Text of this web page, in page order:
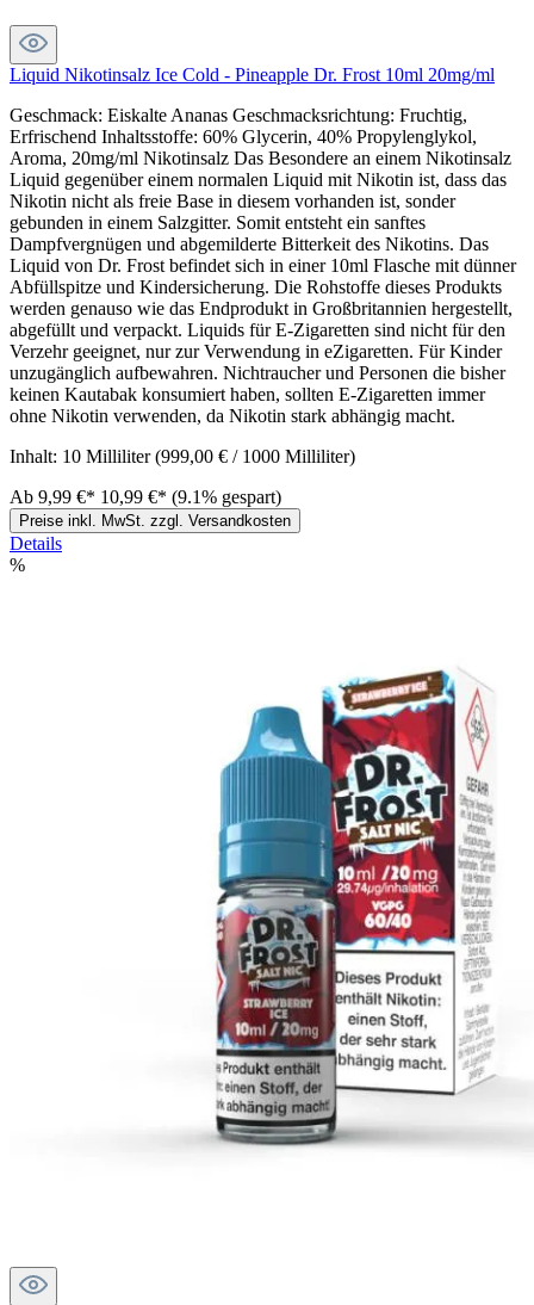
Liquid Nikotinsalz Ice Cold - Pineapple Dr. Frost 10ml 20mg/ml
Geschmack: Eiskalte Ananas Geschmacksrichtung: Fruchtig,
Erfrischend Inhaltsstoffe: 60% Glycerin, 40% Propylenglykol,
Aroma, 20mg/ml Nikotinsalz Das Besondere an einem Nikotinsalz
Liquid gegenüber einem normalen Liquid mit Nikotin ist, dass das
Nikotin nicht als freie Base in diesem vorhanden ist, sonder
gebunden in einem Salzgitter. Somit entsteht ein sanftes
Dampfvergnügen und abgemilderte Bitterkeit des Nikotins. Das
Liquid von Dr. Frost befindet sich in einer 10ml Flasche mit dünner
Abfüllspitze und Kindersicherung. Die Rohstoffe dieses Produkts
werden genauso wie das Endprodukt in Großbritannien hergestellt,
abgefüllt und verpackt. Liquids für E-Zigaretten sind nicht für den
Verzehr geeignet, nur zur Verwendung in eZigaretten. Für Kinder
unzugänglich aufbewahren. Nichtraucher und Personen die bisher
keinen Kautabak konsumiert haben, sollten E-Zigaretten immer
ohne Nikotin verwenden, da Nikotin stark abhängig macht.
Inhalt: 10 Milliliter(999,00 € / 1000 Milliliter)
Ab 9,99 €* 10,99 €* (9.1% gespart)
Preise inkl. MwSt. zzgl. Versandkosten
Details
%